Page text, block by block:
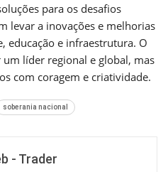
para os desafios
levar a inovações e melhorias
educação e infraestrutura. O
líder regional e global, mas
com coragem e criatividade.
soberania nacional
- Trader